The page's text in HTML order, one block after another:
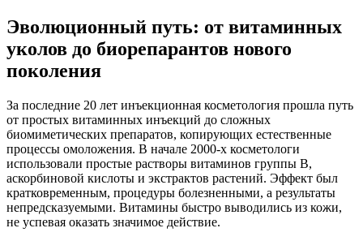
Эволюционный путь: от витаминных
уколов до биорепарантов нового
поколения
За последние 20 лет инъекционная косметология прошла путь
от простых витаминных инъекций до сложных
биомиметических препаратов, копирующих естественные
процессы омоложения. В начале 2000-х косметологи
использовали простые растворы витаминов группы В,
аскорбиновой кислоты и экстрактов растений. Эффект был
кратковременным, процедуры болезненными, а результаты
непредсказуемыми. Витамины быстро выводились из кожи,
не успевая оказать значимое действие.